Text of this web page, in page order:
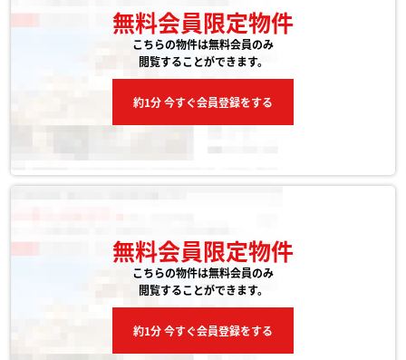
無料会員限定物件
こちらの物件は無料会員のみ
閲覧することができます。
約1分 今すぐ会員登録をする
無料会員限定物件
こちらの物件は無料会員のみ
閲覧することができます。
約1分 今すぐ会員登録をする